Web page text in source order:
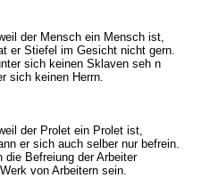
der Mensch ein Mensch ist,
er Stiefel im Gesicht nicht gern.
sich keinen Sklaven seh n
sich keinen Herrn.
der Prolet ein Prolet ist,
er sich auch selber nur befrein.
die Befreiung der Arbeiter
von Arbeitern sein.